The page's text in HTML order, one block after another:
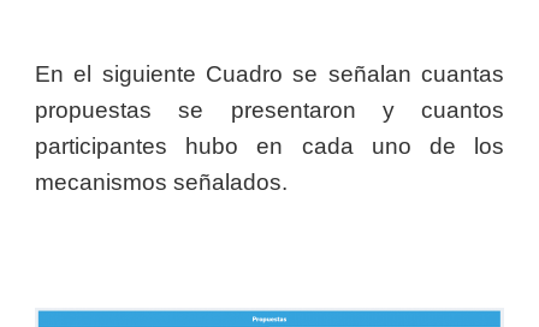
En el siguiente Cuadro se señalan cuantas
propuestas se presentaron y cuantos
participantes hubo en cada uno de los
mecanismos señalados.